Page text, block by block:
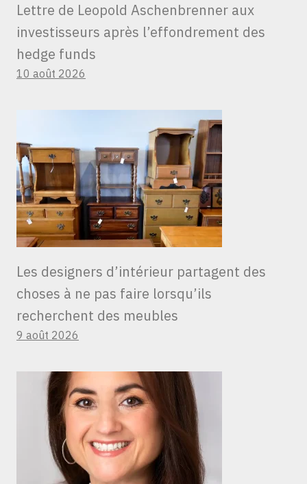
Lettre de Leopold Aschenbrenner aux
investisseurs après l’effondrement des
hedge funds
10 août 2026
Les designers d’intérieur partagent des
choses à ne pas faire lorsqu’ils
recherchent des meubles
9 août 2026